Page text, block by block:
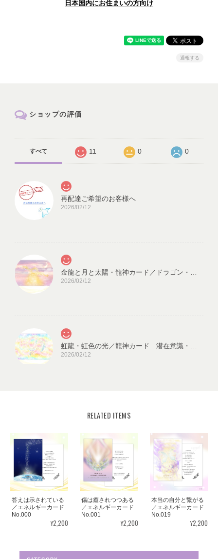
日本国内にお住まいの方向け
通報する
ショップの評価
すべて 11 0 0
再配達ご希望のお客様へ
2026/02/12
2026/02/12
2026/02/12
2025/08/18
見ていると心が穏やかになります。毎日、眺めたいと思います。
ありがとうございました✨ また機会があれば、宜しくお願い致し
ます。
この度はご購入いただき、誠にありがと
うございました。気に入っていただけた
ようで嬉しいです。とても励みになりま
RELATED ITEMS
答えは示されている
／エネルギーカード
No.000
¥2,200
傷は癒されつつある
／エネルギーカード
No.001
¥2,200
本当の自分と繋がる
／エネルギーカード
No.019
¥2,200